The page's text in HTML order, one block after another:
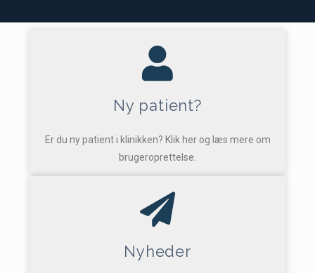
Ny patient?
Er du ny patient i klinikken? Klik her og læs mere om
brugeroprettelse.
Nyheder